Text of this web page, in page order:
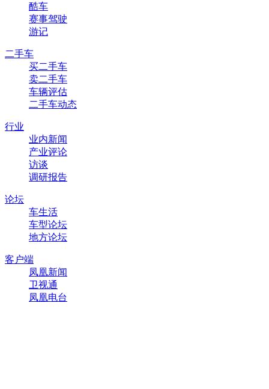
酷车
赛事驾驶
游记
二手车
买二手车
卖二手车
车辆评估
二手车动态
行业
业内新闻
产业评论
访谈
调研报告
论坛
车生活
车型论坛
地方论坛
客户端
凤凰新闻
卫视通
凤凰电台